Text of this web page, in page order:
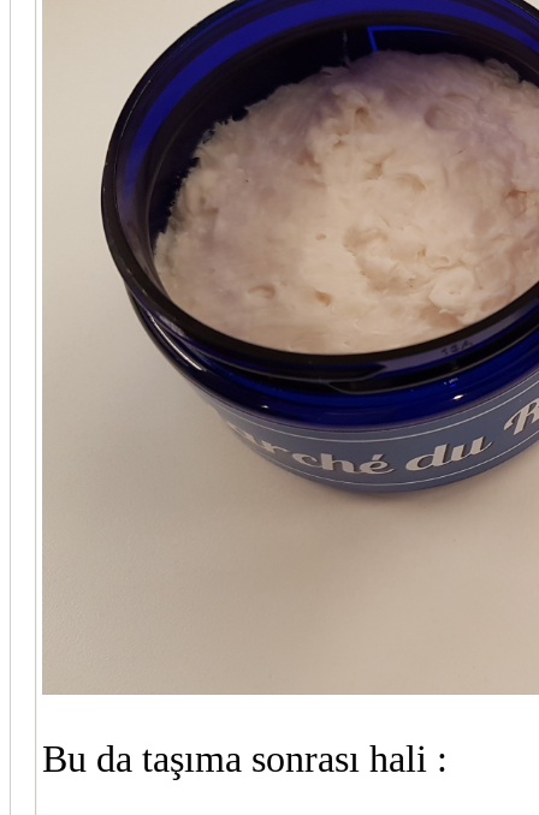
Bu da taşıma sonrası hali :